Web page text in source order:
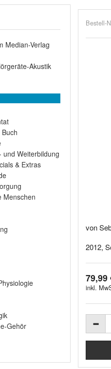
Bestell-
von
2012,
79,99
inkl.
Median-Verlag
Akustik
und Weiterbildung
& Extras
Menschen
Gehör